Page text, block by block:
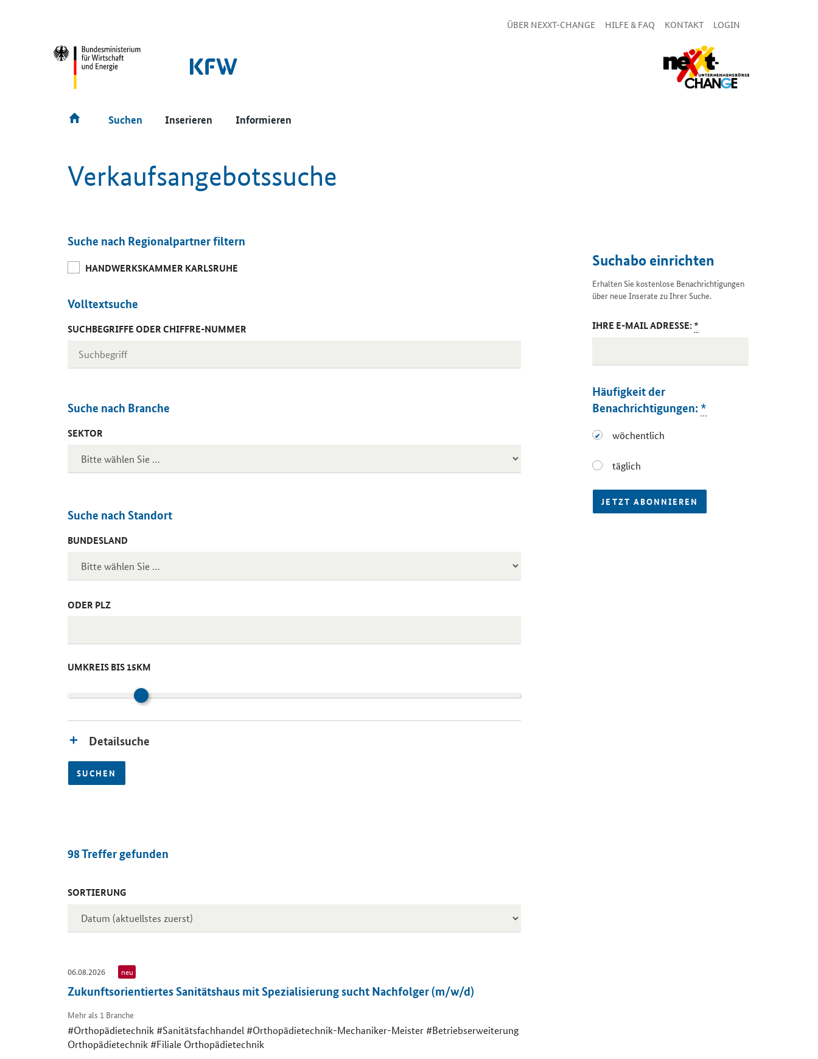
ÜBER NEXXT-CHANGE HILFE & FAQ KONTAKT LOGIN
Suchen Inserieren Informieren
Verkaufsangebotssuche
Suche nach Regionalpartner filtern
HANDWERKSKAMMER KARLSRUHE
Volltextsuche
SUCHBEGRIFFE ODER CHIFFRE-NUMMER
Suche nach Branche
SEKTOR
Suche nach Standort
BUNDESLAND
ODER PLZ
UMKREIS BIS 15KM
Detailsuche
SUCHEN
98Treffer gefunden
SORTIERUNG
06.08.2026
neu
Zukunftsorientiertes Sanitätshaus mit Spezialisierung sucht Nachfolger (m/w/d)
Mehr als 1 Branche
#Orthopädietechnik #Sanitätsfachhandel #Orthopädietechnik-Mechaniker-Meister #Betriebserweiterung
Orthopädietechnik #Filiale Orthopädietechnik
Suchabo einrichten
Erhalten Sie kostenlose Benachrichtigungen
über neue Inserate zu Ihrer Suche.
IHRE E-MAIL ADRESSE:*
Häufigkeit der
Benachrichtigungen: *
wöchentlich
wöchentlich
täglich
täglich
JETZT ABONNIEREN